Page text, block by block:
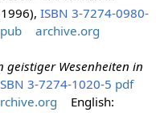
– ihr Wirken in
ISBN 3-7274-0980-
geistiger Wesenheiten in
3-7274-1020-5